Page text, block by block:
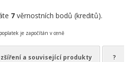
7 věrnostních bodů (kreditů).
je započítán v ceně
a související produkty ?